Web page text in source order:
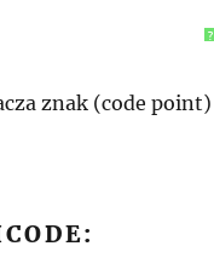
?
znak (code point)